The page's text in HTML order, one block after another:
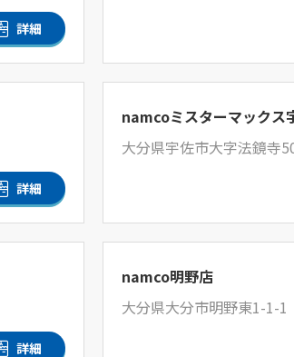
詳細
詳細
namcoミスターマックス
大分県宇佐市大字法鏡寺
詳細
namco明野店
大分県大分市明野東1-1-